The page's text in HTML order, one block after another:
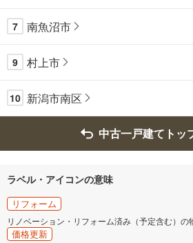
7 南魚沼市
9 村上市
10 新潟市南区
中古一戸建てトッ
ラベル・アイコンの意味
リフォーム
リノベーション・リフォーム済み（予定含む）の
価格更新